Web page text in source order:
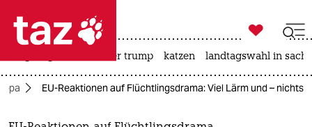
 taz zahl ich
taz zahl ich

taz zahl ich
usa unter trump katzen landtagswahl in
EU-Reaktionen auf Flüchtlingsdrama: Viel Lärm und – nichts